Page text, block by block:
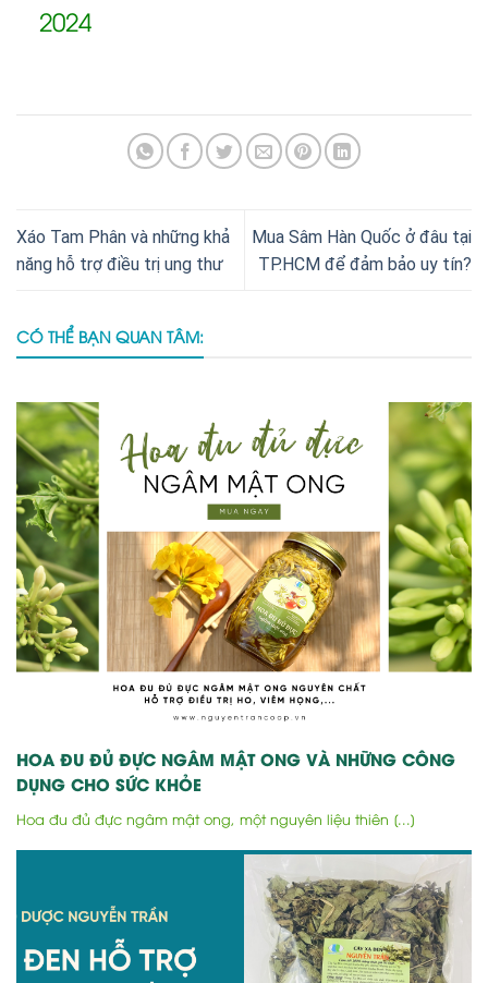
2024
Xáo Tam Phân và những khả
năng hỗ trợ điều trị ung thư
Mua Sâm Hàn Quốc ở đâu tại
TP.HCM để đảm bảo uy tín?
CÓ THỂ BẠN QUAN TÂM:
HOA ĐU ĐỦ ĐỰC NGÂM MẬT ONG VÀ NHỮNG CÔNG
DỤNG CHO SỨC KHỎE
Hoa đu đủ đực ngâm mật ong, một nguyên liệu thiên [...]